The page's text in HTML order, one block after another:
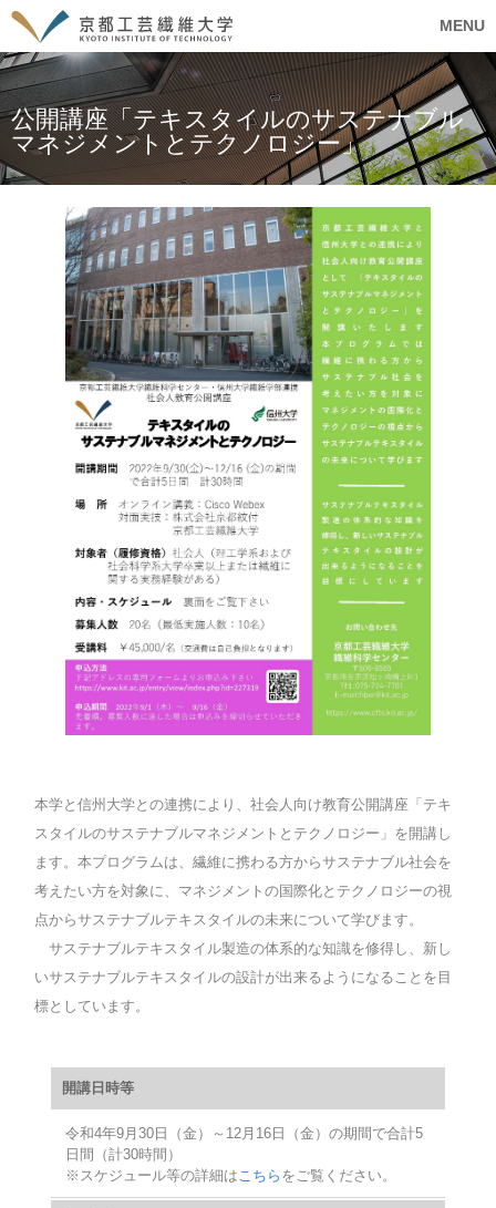
MENU
公開講座「テキスタイルのサステナブル
マネジメントとテクノロジー」
本学と信州大学との連携により、社会人向け教育公開講座「テキ
スタイルのサステナブルマネジメントとテクノロジー」を開講し
ます。本プログラムは、繊維に携わる方からサステナブル社会を
考えたい方を対象に、マネジメントの国際化とテクノロジーの視
点からサステナブルテキスタイルの未来について学びます。
サステナブルテキスタイル製造の体系的な知識を修得し、新し
いサステナブルテキスタイルの設計が出来るようになることを目
標としています。
開講日時等
令和4年9月30日（金）～12月16日（金）の期間で合計5
日間（計30時間）
※スケジュール等の詳細は こちら をご覧ください。